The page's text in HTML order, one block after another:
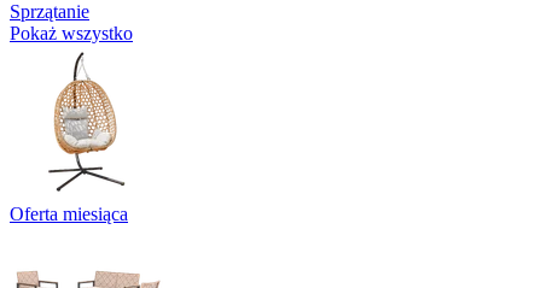
Sprzątanie
Pokaż wszystko
Oferta miesiąca